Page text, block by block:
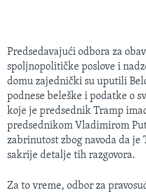
Predsedavajući odbora za
spoljnopolitičke poslove i
domu zajednički su uputili
podnese beleške i podatke o
koje je predsednik Tramp
predsednikom Vladimirom
zabrinutost zbog navoda da je
sakrije detalje tih razgovora.
Za to vreme, odbor za